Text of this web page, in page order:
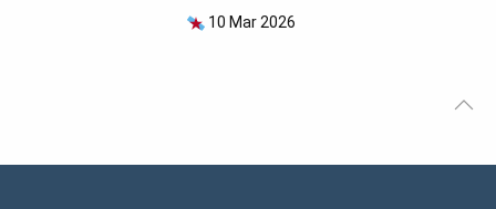
10 Mar 2026